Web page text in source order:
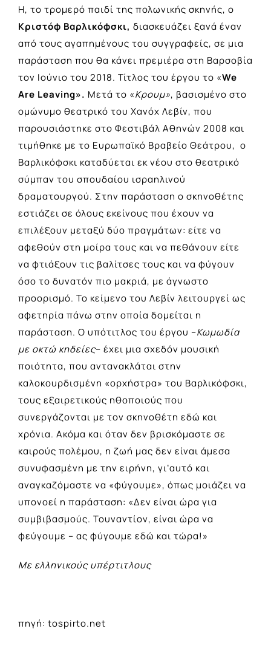
Η, το τρομερό παιδί της πολωνικής σκηνής, ο
Κριστόφ Βαρλικόφσκι, διασκευάζει ξανά έναν
από τους αγαπημένους του συγγραφείς, σε μια
παράσταση που θα κάνει πρεμιέρα στη Βαρσοβία
τον Ιούνιο του 2018. Τίτλος του έργου το «We
Are Leaving». Μετά το «Κρουμ», βασισμένο στο
ομώνυμο θεατρικό του Χανόχ Λεβίν, που
παρουσιάστηκε στο Φεστιβάλ Αθηνών 2008 και
τιμήθηκε με το Ευρωπαϊκό Βραβείο Θεάτρου, ο
Βαρλικόφσκι καταδύεται εκ νέου στο θεατρικό
σύμπαν του σπουδαίου ισραηλινού
δραματουργού. Στην παράσταση ο σκηνοθέτης
εστιάζει σε όλους εκείνους που έχουν να
επιλέξουν μεταξύ δύο πραγμάτων: είτε να
αφεθούν στη μοίρα τους και να πεθάνουν είτε
να φτιάξουν τις βαλίτσες τους και να φύγουν
όσο το δυνατόν πιο μακριά, με άγνωστο
προορισμό. Το κείμενο του Λεβίν λειτουργεί ως
αφετηρία πάνω στην οποία δομείται η
παράσταση. Ο υπότιτλος του έργου –Κωμωδία
με οκτώ κηδείες– έχει μια σχεδόν μουσική
ποιότητα, που αντανακλάται στην
καλοκουρδισμένη «ορχήστρα» του Βαρλικόφσκι,
τους εξαιρετικούς ηθοποιούς που
συνεργάζονται με τον σκηνοθέτη εδώ και
χρόνια. Ακόμα και όταν δεν βρισκόμαστε σε
καιρούς πολέμου, η ζωή μας δεν είναι άμεσα
συνυφασμένη με την ειρήνη, γι’αυτό και
αναγκαζόμαστε να «φύγουμε», όπως μοιάζει να
υπονοεί η παράσταση: «Δεν είναι ώρα για
συμβιβασμούς. Τουναντίον, είναι ώρα να
φεύγουμε – ας φύγουμε εδώ και τώρα!»
Με ελληνικούς υπέρτιτλους
πηγή: tospirto.net